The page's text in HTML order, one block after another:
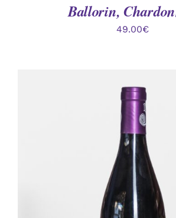
Ballorin,
49.00€
AJOUTER AU PANIER